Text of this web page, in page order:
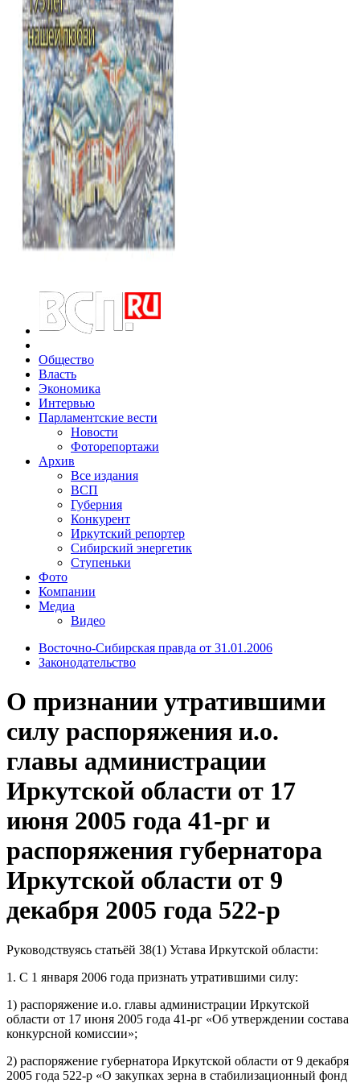
Общество
Власть
Экономика
Интервью
Парламентские вести
Новости
Фоторепортажи
Архив
Все издания
ВСП
Губерния
Конкурент
Иркутский репортер
Сибирский энергетик
Ступеньки
Фото
Компании
Медиа
Видео
Восточно-Сибирская правда от 31.01.2006
Законодательство
О признании утратившими
силу распоряжения и.о.
главы администрации
Иркутской области от 17
июня 2005 года 41-рг и
распоряжения губернатора
Иркутской области от 9
декабря 2005 года 522-р
Руководствуясь статьёй 38(1) Устава Иркутской области:
1. С 1 января 2006 года признать утратившими силу:
1) распоряжение и.о. главы администрации Иркутской
области от 17 июня 2005 года 41-рг «Об утверждении состава
конкурсной комиссии»;
2) распоряжение губернатора Иркутской области от 9 декабря
2005 года 522-р «О закупках зерна в стабилизационный фонд